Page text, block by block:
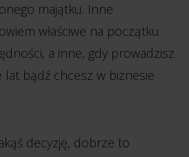
majątku. Inne
właściwe na początku
a inne, gdy prowadzisz
lat bądź chcesz w biznesie
decyzję, dobrze to